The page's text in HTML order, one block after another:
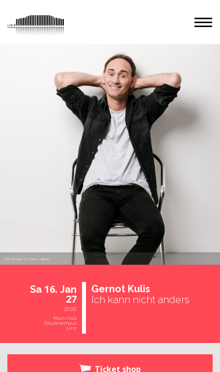
Gernot Kulis © Hans Leitner
Sa 16. Jan
27
20:00
Main Hall
Brucknerhaus
Linz
Ger­not Kulis
Ich kann nicht anders
Ticket shop